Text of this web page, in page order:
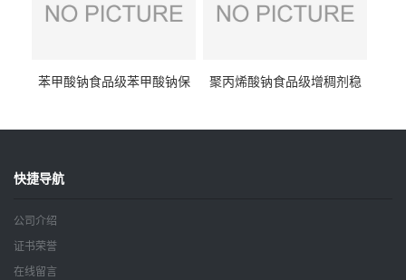
苯甲酸钠食品级苯甲酸钠保
聚丙烯酸钠食品级增稠剂稳
快捷导航
公司介绍
证书荣誉
在线留言